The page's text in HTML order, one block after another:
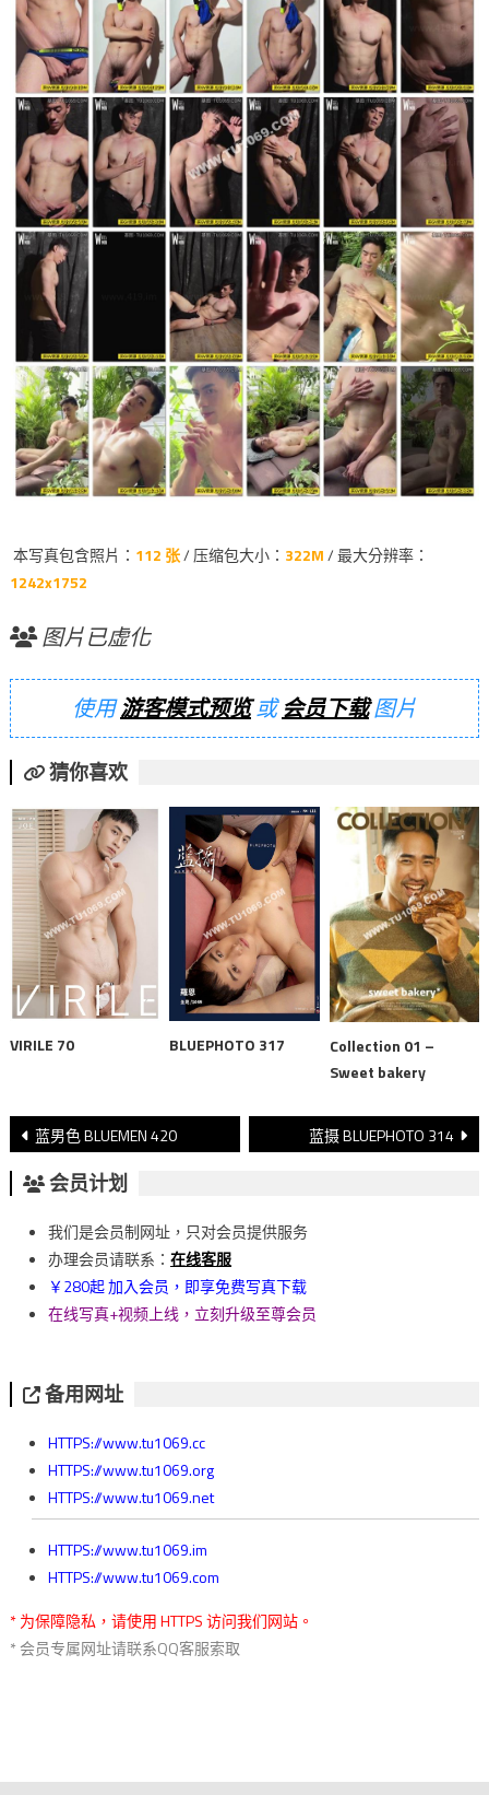
本写真包含照片： 112 张/ 压缩包大小： 322M/ 最大分辨率：
1242x1752
图片已虚化
使用游客模式预览或会员下载图片
猜你喜欢
VIRILE 70 BLUEPHOTO 317
Collection 01 –
Sweet bakery
文
章
導
覽
蓝男色 BLUEMEN 420 蓝摄 BLUEPHOTO 314
会员计划
我们是会员制网址，只对会员提供服务
办理会员请联系： 在线客服
￥280起 加入会员，即享免费写真下载
在线写真+视频上线，立刻升级至尊会员
备用网址
HTTPS://www.tu1069.cc
HTTPS://www.tu1069.org
HTTPS://www.tu1069.net
HTTPS://www.tu1069.im
HTTPS://www.tu1069.com
* 为保障隐私，请使用 HTTPS 访问我们网站。
* 会员专属网址请联系QQ客服索取